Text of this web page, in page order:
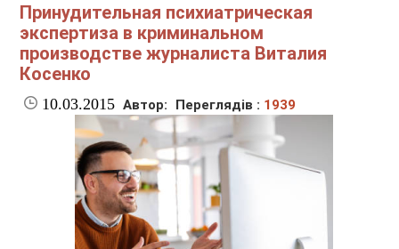
Принудительная психиатрическая
экспертиза в криминальном
производстве журналиста Виталия
Косенко
10.03.2015 Автор: Переглядів : 1939